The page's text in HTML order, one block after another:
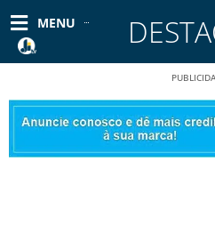
para
conteúdo
MENU